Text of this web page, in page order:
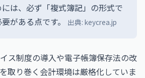
は、必ず「複式簿記」の形式で
がある点です。
出典: keycrea.jp
ス制度の導入や電子帳簿保存法の改
取り巻く会計環境は厳格化していま